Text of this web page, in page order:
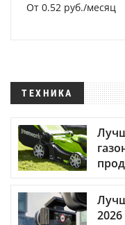
От 0.52 руб./месяц
ТЕХНИКА